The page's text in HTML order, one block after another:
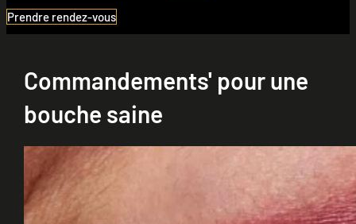
Prendre rendez-vous
Commandements' pour une
bouche saine